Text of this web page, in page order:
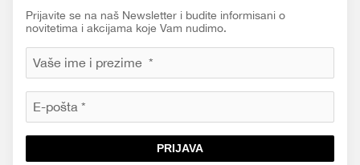
Prijavite se na naš Newsletter i budite informisani o
novitetima i akcijama koje Vam nudimo.
PRIJAVA